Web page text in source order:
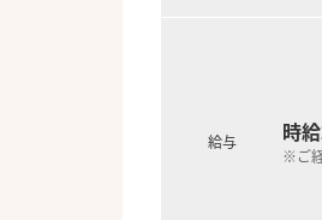
給与 時
※ご